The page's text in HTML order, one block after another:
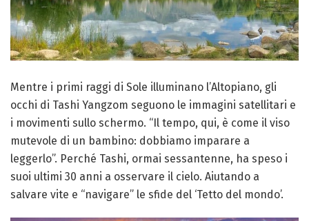
Mentre i primi raggi di Sole illuminano l’Altopiano, gli
occhi di Tashi Yangzom seguono le immagini satellitari e
i movimenti sullo schermo. “Il tempo, qui, è come il viso
mutevole di un bambino: dobbiamo imparare a
leggerlo”. Perché Tashi, ormai sessantenne, ha speso i
suoi ultimi 30 anni a osservare il cielo. Aiutando a
salvare vite e “navigare” le sfide del ‘Tetto del mondo’.